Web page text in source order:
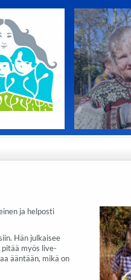
ja helposti
Hän julkaisee
myös live-
ääntään, mikä on